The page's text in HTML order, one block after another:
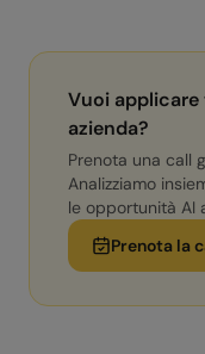
Vuoi
azienda?
Prenota una call
Analizziamo
le opportunità AI
Prenota la